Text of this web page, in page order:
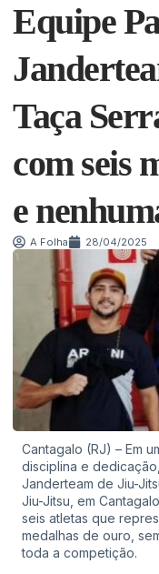
Equipe
Taça
com seis
e
A Folha 28/04/2025
Cantagalo (RJ) – Em
disciplina e
Janderteam de Jiu-
Jiu-Jitsu, em
seis atletas que
medalhas de ouro,
toda a competição.